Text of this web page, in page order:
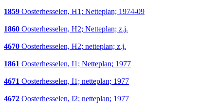
1859 Oosterhesselen, H1; Netteplan; 1974-09
1860 Oosterhesselen, H2; Netteplan; z.j.
4670 Oosterhesselen, H2; netteplan; z.j.
1861 Oosterhesselen, I1; Netteplan; 1977
4671 Oosterhesselen, I1; netteplan; 1977
4672 Oosterhesselen, I2; netteplan; 1977